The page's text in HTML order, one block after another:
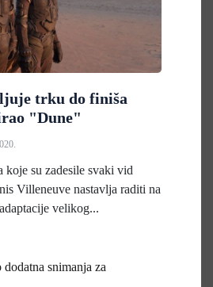
trku do finiša
"Dune"
koje su zadesile svaki vid
Villeneuve nastavlja raditi na
velikog...